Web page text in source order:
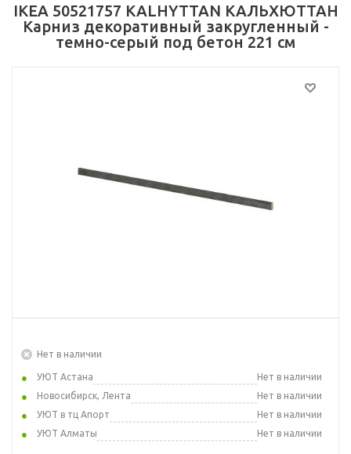
IKEA 50521757 KALHYTTAN КАЛЬХЮТТАН
Карниз декоративный закругленный -
темно-серый под бетон 221 см
Нет в наличии
УЮТ Астана
Нет в наличии
Новосибирск, Лента
Нет в наличии
УЮТ в тц Апорт
Нет в наличии
УЮТ Алматы
Нет в наличии